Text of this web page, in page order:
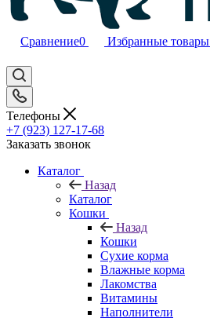
Сравнение0 Избранные товары
Телефоны
+7 (923) 127-17-68
Заказать звонок
Каталог
Назад
Каталог
Кошки
Назад
Кошки
Сухие корма
Влажные корма
Лакомства
Витамины
Наполнители